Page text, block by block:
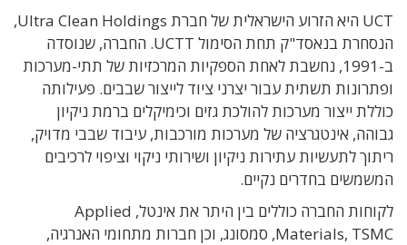
UCT היא הזרוע הישראלית של חברת Ultra Clean Holdings,
הנסחרת בנאסד"ק תחת הסימול UCTT. החברה, שנוסדה
ב-1991, נחשבת לאחת הספקיות המרכזיות של תתי-מערכות
ופתרונות תשתית עבור יצרני ציוד לייצור שבבים. פעילותה
כוללת ייצור מערכות להולכת גזים וכימיקלים ברמת ניקיון
גבוהה, אינטגרציה של מערכות מורכבות, עיבוד שבבי מדויק,
ריתוך לתעשיות עתירות ניקיון ושירותי ניקוי וציפוי לרכיבים
המשמשים בחדרים נקיים.
לקוחות החברה כוללים בין היתר את אינטל, Applied
Materials, TSMC, סמסונג, וכן חברות מתחומי האנרגיה,